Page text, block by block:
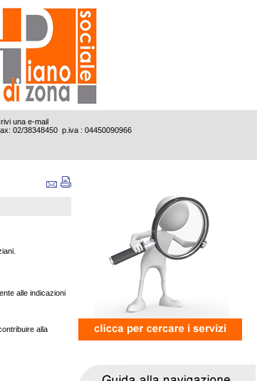
una e-mail
02/38348450 p.iva : 04450090966
alle indicazioni
alla